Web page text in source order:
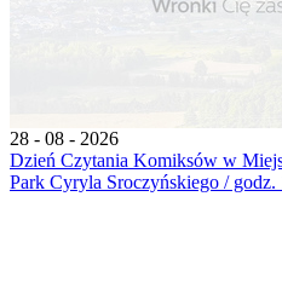
28 - 08 - 2026
Dzień Czytania Komiksów w
Park Cyryla Sroczyńskiego / godz.